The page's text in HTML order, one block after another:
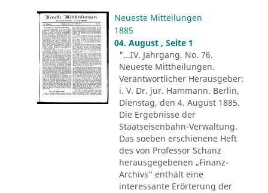
Neueste Mitteilungen
1885
04. August , Seite 1
"...IV. Jahrgang. No. 76.
Neueste Mittheilungen.
Verantwortlicher Herausgeber:
i. V. Dr. jur. Hammann. Berlin,
Dienstag, den 4. August 1885.
Die Ergebnisse der
Staatseisenbahn-Verwaltung.
Das soeben erschienene Heft
des von Professor Schanz
herausgegebenen „Finanz-
Archivs" enthält eine
interessante Erörterung der